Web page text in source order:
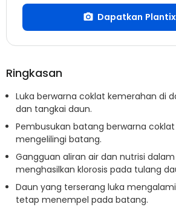
Dapatkan Plantix
Ringkasan
Luka berwarna coklat kemerahan di
dan tangkai daun.
Pembusukan batang berwarna
mengelilingi batang.
Gangguan aliran air dan nutrisi
menghasilkan klorosis pada tulang
Daun yang terserang luka
tetap menempel pada batang.